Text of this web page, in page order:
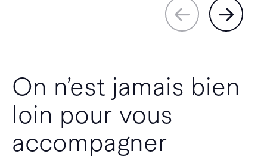
On n’est jamais bien
loin pour vous
accompagner